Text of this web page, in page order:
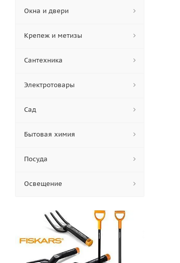
Окна и двери
Крепеж и метизы
Сантехника
Электротовары
Сад
Бытовая химия
Посуда
Освещение